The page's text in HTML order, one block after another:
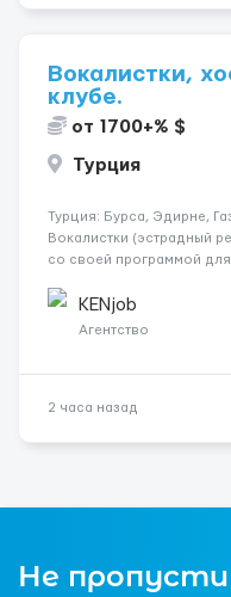
Вокалистки,
клубе.
от 1700+% $
Турция
Турция: Бурса, Эдирне,
Вокалистки (эстрадный
со своей программой для
одного до трех месяцев.
KENjob
Агентство
2 часа назад
Не